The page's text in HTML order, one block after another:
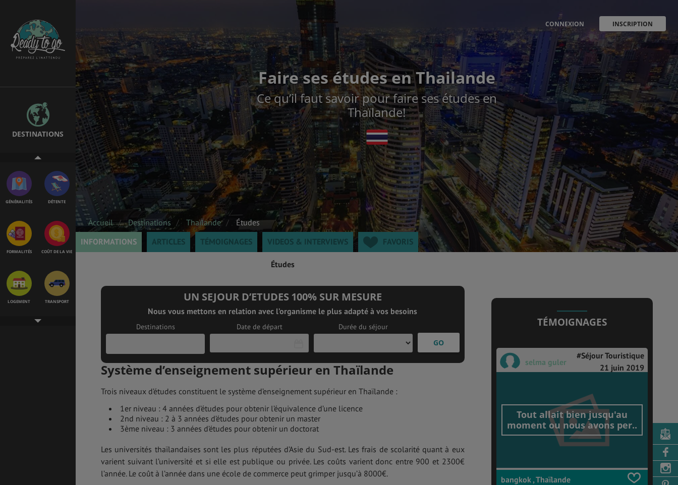
DESTINATIONS
EMPLOIS &
STAGES
BONS PLANS
GÉNÉRALITÉS DÉTENTE
FORMALITÉS COÛT DE LA VIE
LOGEMENT TRANSPORT
CONNEXION INSCRIPTION
Faire ses études en Thailande
Ce qu’il faut savoir pour faire ses études en
Thaïlande!
Accueil Destinations Thaïlande
Études
INFORMATIONS
ARTICLES TÉMOIGNAGES VIDEOS & INTERVIEWS FAVORIS
Études
UN SEJOUR D’ETUDES 100% SUR MESURE
Nous vous mettons en relation avec l’organisme le plus adapté à vos besoins
Destinations Date de départ
27 28 29 30 31 2
3 4 5 6 7 8
10 11 12 13
17 18 19 20
24 25 26 27 28 29 30
31 1 2 3 4 5 6
ANNULER
Durée du séjour
Système d’enseignement supérieur en Thaïlande
Trois niveaux d’études constituent le système d’enseignement supérieur en Thaïlande :
1er niveau : 4 années d’études pour obtenir l’équivalence d’une licence
2nd niveau : 2 à 3 années d’études pour obtenir un master
3ème niveau : 3 années d’études pour obtenir un doctorat
Les universités thaïlandaises sont les plus réputées d’Asie du Sud-est. Les frais de scolarité quant à eux
varient suivant l’université et si elle est publique ou privée. Les coûts varient donc entre 900 et 2300€
l’année. Le coût à l’année dans une école de commerce peut grimper jusqu’à 8000€.
TÉMOIGNAGES
selma guler
#Séjour Touristique
21 juin 2019
Tout allait bien jusqu'au
moment ou nous avons per..
bangkok , Thaïlande